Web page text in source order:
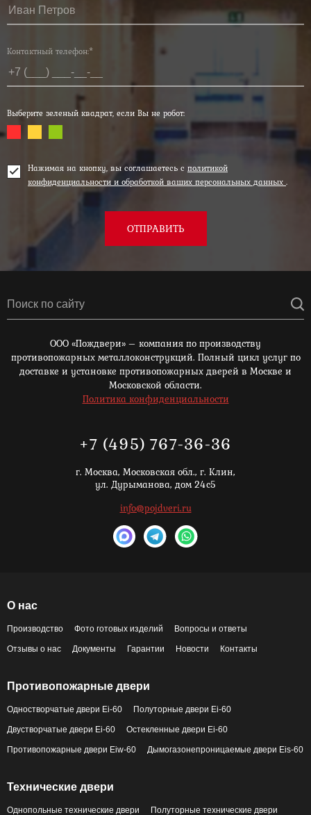
Контактный телефон:*
Выберите зеленый квадрат, если Вы не робот:
Нажимая на кнопку, вы соглашаетесь с политикой
конфиденциальности и обработкой ваших персональных данных .
ОТПРАВИТЬ
ООО «Пождвери» – компания по производству
противопожарных металлоконструкций. Полный цикл услуг по
доставке и установке противопожарных дверей в Москве и
Московской области.
Политика конфиденциальности
+7 (495) 767-36-36
г. Москва, Московская обл., г. Клин,
ул. Дурыманова, дом 24с5
info@pojdveri.ru
О нас
Производство Фото готовых изделий Вопросы и ответы
Отзывы о нас Документы Гарантии Новости Контакты
Противопожарные двери
Одностворчатые двери Ei-60 Полуторные двери Ei-60
Двустворчатые двери Ei-60 Остекленные двери Ei-60
Противопожарные двери Eiw-60 Дымогазонепроницаемые двери Eis-60
Технические двери
Однопольные технические двери Полуторные технические двери